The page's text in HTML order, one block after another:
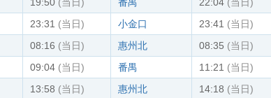
23:31 (当日) 小金口 23:41 (当日)
08:16 (当日) 惠州北 08:35 (当日)
09:04 (当日) 番禺 11:21 (当日)
13:58 (当日) 惠州北 14:18 (当日)